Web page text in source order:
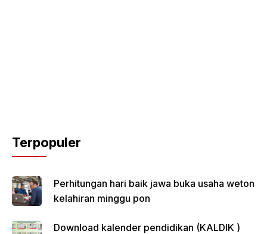
Terpopuler
Perhitungan hari baik jawa buka usaha weton
kelahiran minggu pon
Download kalender pendidikan (KALDIK )